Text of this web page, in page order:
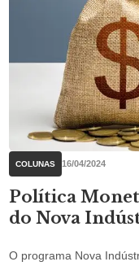
COLUNAS 16/04/2024
Política
do Nova
O programa Nova